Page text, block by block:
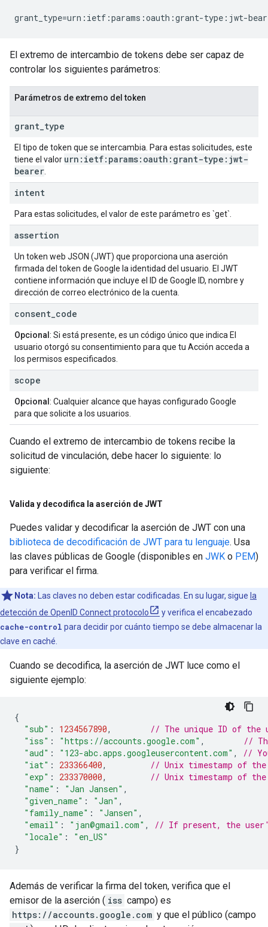
grant_type=urn:ietf:params:oauth:grant-type:jwt-
El extremo de intercambio de tokens debe ser capaz de
controlar los siguientes parámetros:
Parámetros de extremo del token
grant type
El tipo de token que se intercambia. Para estas solicitudes, este
tiene el valor urn:ietf:params:oauth:grant-type:jwt-
bearer
intent
Para estas solicitudes, el valor de este parámetro es `get`.
assertion
Un token web JSON (JWT) que proporciona una aserción
firmada del token de Google la identidad del usuario. El JWT
contiene información que incluye el ID de Google ID, nombre y
dirección de correo electrónico de la cuenta.
consent code
Opcional: Si está presente, es un código único que indica El
usuario otorgó su consentimiento para que tu Acción acceda a
los permisos especificados.
scope
Opcional: Cualquier alcance que hayas configurado Google
para que solicite a los usuarios.
Cuando el extremo de intercambio de tokens recibe la
solicitud de vinculación, debe hacer lo siguiente: lo
siguiente:
Valida y decodifica la aserción de JWT
Puedes validar y decodificar la aserción de JWT con una
biblioteca de decodificación de JWT para tu lenguaje. Usa
las claves públicas de Google (disponibles en JWK o PEM)
para verificar el firma.
Nota: Las claves no deben estar codificadas. En su lugar, sigue la
detección de OpenID Connect protocolo
y verifica el encabezado
cache-control para decidir por cuánto tiempo se debe almacenar la
clave en caché.
Cuando se decodifica, la aserción de JWT luce como el
siguiente ejemplo:
{
"sub" : 1234567890,
// The unique ID of the
"iss" : "https://accounts.google.com" ,
//
"aud" : "123-abc.apps.googleusercontent.com" ,
//
"iat" : 233366400,
// Unix timestamp of
"exp" : 233370000,
// Unix timestamp of
"name" : "Jan Jansen" ,
"given_name" : "Jan" ,
"family_name" : "Jansen" ,
"email" : "jan@gmail.com" ,
// If present, the
"locale" :
"en_US"
}
Además de verificar la firma del token, verifica que el
emisor de la aserción ( iss campo) es
https://accounts.google.com y que el público (campo